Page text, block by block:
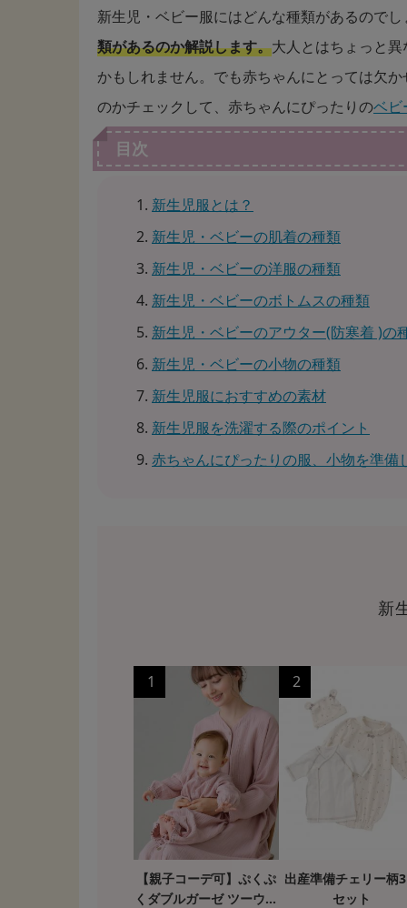
新生児・ベビー服にはどんな種類があるので
類があるのか解説します。大人とはちょっと
かもしれません。でも赤ちゃんにとっては欠
のかチェックして、赤ちゃんにぴったりのベビ
目次
新生児服とは？
新生児・ベビーの肌着の種類
新生児・ベビーの洋服の種類
新生児・ベビーのボトムスの種類
新生児・ベビーのアウター(防寒着 )の
新生児・ベビーの小物の種類
新生児服におすすめの素材
新生児服を洗濯する際のポイント
赤ちゃんにぴったりの服、小物を準備
新
1
【親子コーデ可】ぷくぷ
くダブルガーゼ ツーウェ
2
出産準備チェリー柄
セット